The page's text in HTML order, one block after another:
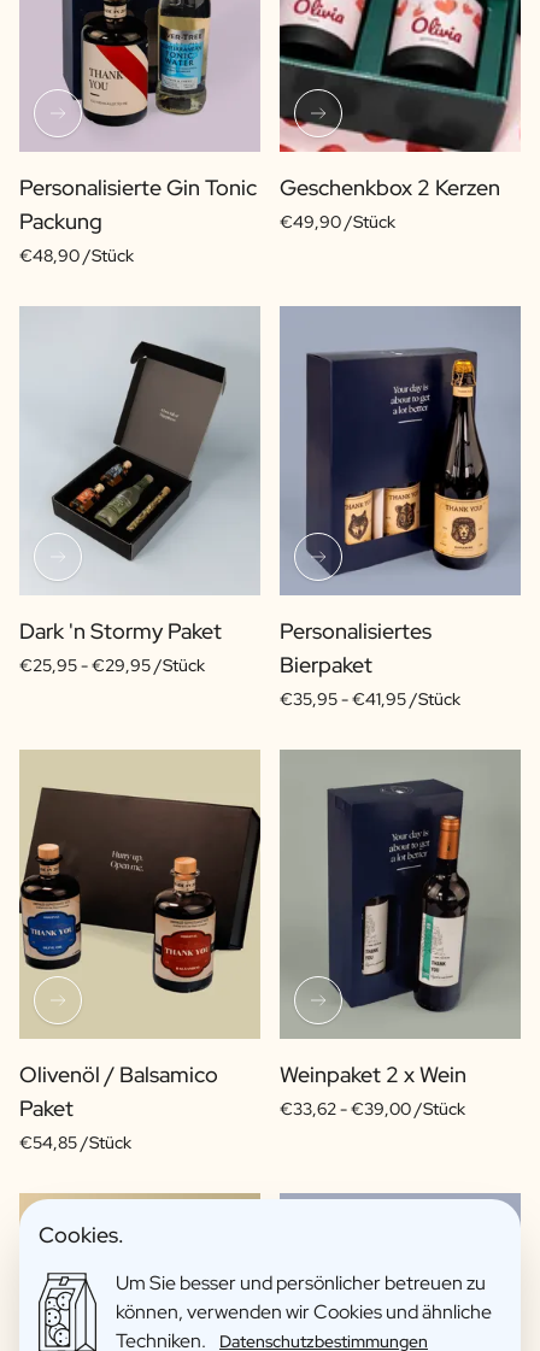
Personalisierte Gin Tonic
Packung
€48,90 /Stück
Geschenkbox 2 Kerzen
€49,90 /Stück
Dark 'n Stormy Paket
€25,95 -€29,95 /Stück
Personalisiertes
Bierpaket
€35,95 -€41,95 /Stück
Olivenöl / Balsamico
Paket
€54,85 /Stück
Weinpaket 2 x Wein
€33,62 -€39,00 /Stück
Cookies.
Um Sie besser und persönlicher betreuen zu
können, verwenden wir Cookies und ähnliche
Techniken.
Datenschutzbestimmungen